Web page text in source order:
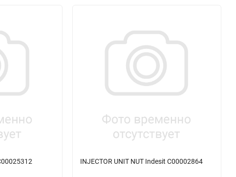
INJECTOR UNIT NUT Indesit C00002864